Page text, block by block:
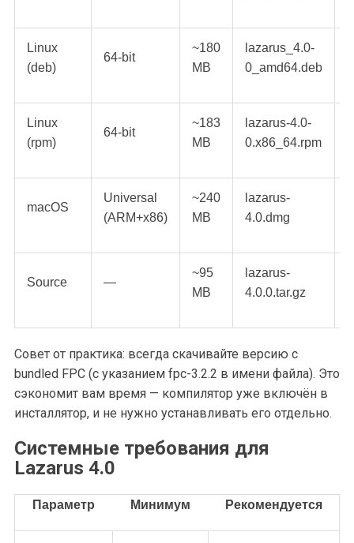
Linux
(deb)
64-bit
~180
MB
lazarus_4.0-
0_amd64.deb
Linux
(rpm)
64-bit
~183
MB
lazarus-4.0-
0.x86_64.rpm
macOS
Universal
(ARM+x86)
~240
MB
lazarus-
4.0.dmg
Source —
~95
MB
lazarus-
4.0.0.tar.gz
Совет от практика: всегда скачивайте версию с
bundled FPC (с указанием fpc-3.2.2 в имени файла). Это
сэкономит вам время — компилятор уже включён в
инсталлятор, и не нужно устанавливать его отдельно.
Системные требования для
Lazarus 4.0
Параметр Минимум Рекомендуется